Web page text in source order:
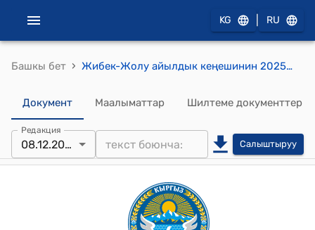
KG RU
Башкы бет › Жибек-Жолу айылдык кеңешинин 2025-жылдын 8-октябрындагы №13/2 Жибек-Жолу айыл өкмөтүнүн “Ардактуу атуулу” наамын ыйгаруунун тартиби жөнүндө ЖОБОну бекитүү жөнүндө токтому
Документ Маалыматтар Шилтеме документтер
Редакция
08.12.2025 Салыштыруу